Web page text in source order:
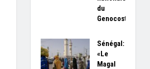
du
Genocost
Sénégal:
«Le
Magal